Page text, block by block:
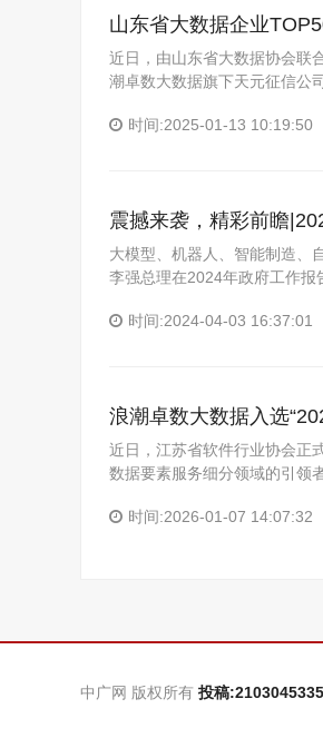
山东省大数据企业
近日，由山东省大数据协会联
潮卓数大数据旗下天元征信
时间:2025-01-13 10:19:50
震撼来袭，精彩前瞻
大模型、机器人、智能制造、
李强总理在2024年政府工作
时间:2024-04-03 16:37:01
浪潮卓数大数据入选
近日，江苏省软件行业协会正
数据要素服务细分领域的引领
时间:2026-01-07 14:07:32
中广网 版权所有 投稿